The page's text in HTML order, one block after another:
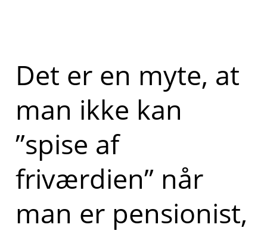
Det er en myte, at
man ikke kan
”spise af
friværdien” når
man er pensionist,